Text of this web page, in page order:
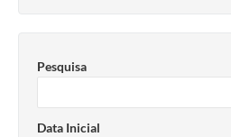
Pesquisa
Data Inicial